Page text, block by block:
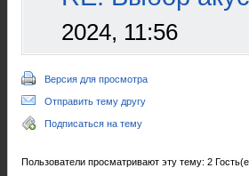
2024, 11:56
Версия для просмотра
Отправить тему другу
Подписаться на тему
Пользователи просматривают эту тему: 2